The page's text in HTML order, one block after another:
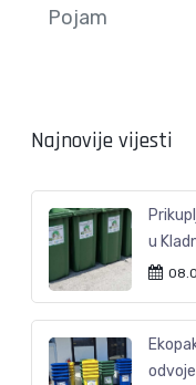
Najnovije vijesti
u